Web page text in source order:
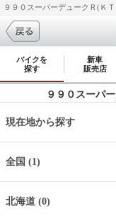
バイクを
探す
新車
販売店
９９０スーパ
現在地から探す
全国 (1)
北海道 (0)